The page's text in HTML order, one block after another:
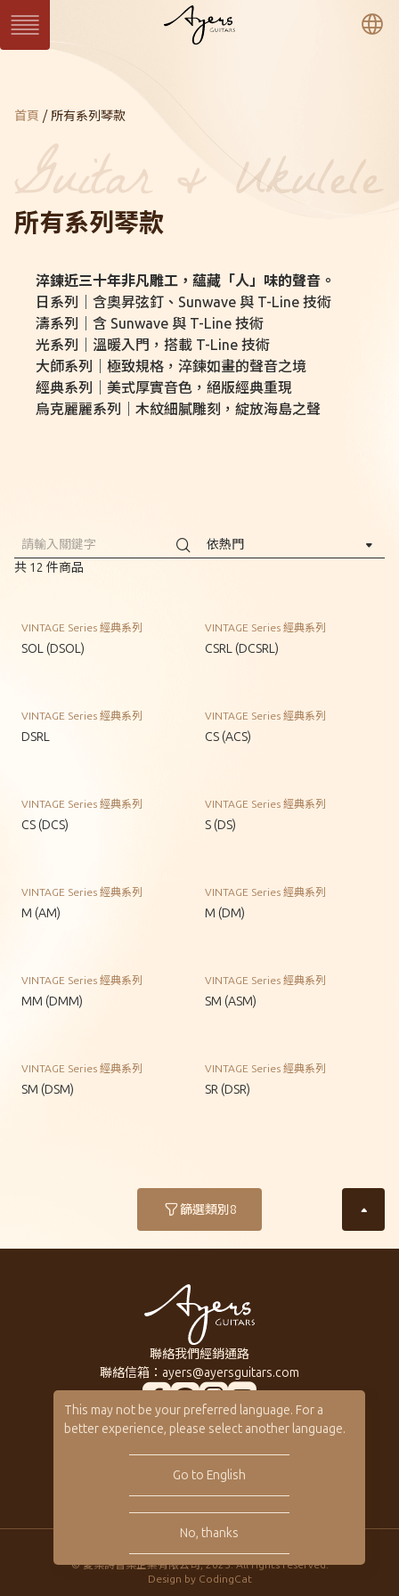
SUN 日系列
MASTER 大師系列
MASTER Series
Vintage Series
Ukulele 烏克麗麗系
列
Ukulele Series
所有系列琴款
客製琴
訂製客製琴
客製琴展示
關於Ayers 音樂人
型錄下載
聯絡我們 經銷通路
This may not be your preferred language. For a
better experience, please select another language.
Go to English
No, thanks
篩選類別 8
首頁 目前頁面：
所有系列琴款
所有系列琴款
淬鍊近三十年非凡雕工，蘊藏「人」味的聲音。
日系列｜含奧昇弦釘、Sunwave 與 T-Line 技術
濤系列｜含 Sunwave 與 T-Line 技術
光系列｜溫暖入門，搭載 T-Line 技術
大師系列｜極致規格，淬鍊如畫的聲音之境
經典系列｜美式厚實音色，絕版經典重現
烏克麗麗系列｜木紋細膩雕刻，綻放海島之聲
共 12 件商品
VINTAGE Series 經典系列
SOL (DSOL)
VINTAGE Series 經典系列
CSRL (DCSRL)
VINTAGE Series 經典系列
DSRL
VINTAGE Series 經典系列
CS (ACS)
VINTAGE Series 經典系列
CS (DCS)
VINTAGE Series 經典系列
S (DS)
VINTAGE Series 經典系列
M (AM)
VINTAGE Series 經典系列
M (DM)
VINTAGE Series 經典系列
MM (DMM)
VINTAGE Series 經典系列
SM (ASM)
VINTAGE Series 經典系列
SM (DSM)
VINTAGE Series 經典系列
SR (DSR)
聯絡我們經銷通路
聯絡信箱： ayers@ayersguitars.com
所有系列琴款
訂製客製琴
客製琴展示
關於Ayers
保固 / VIP
型錄下載
隱私權政策
© 愛樂詩音樂企業有限公司, 2025. All rights reserved.
Design by CodingCat